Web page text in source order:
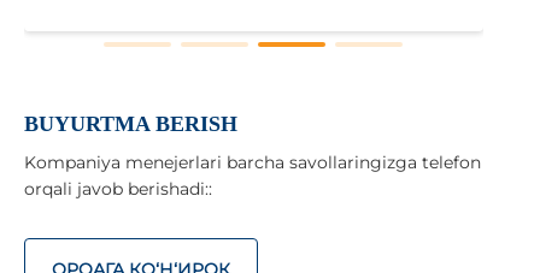
BUYURTMA BERISH
Kompaniya menejerlari barcha savollaringizga telefon
orqali javob berishadi::